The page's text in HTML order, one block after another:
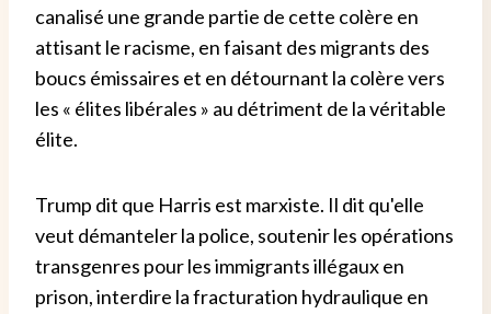
canalisé une grande partie de cette colère en
attisant le racisme, en faisant des migrants des
boucs émissaires et en détournant la colère vers
les « élites libérales » au détriment de la véritable
élite.
Trump dit que Harris est marxiste. Il dit qu'elle
veut démanteler la police, soutenir les opérations
transgenres pour les immigrants illégaux en
prison, interdire la fracturation hydraulique en